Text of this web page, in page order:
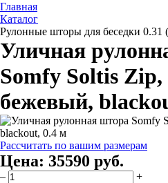
Главная
Каталог
Рулонные шторы для беседки 0.31
Уличная
Somfy Soltis Zip,
бежевый,
Рассчитать по вашим размерам
Цена: 35590 руб.
– +